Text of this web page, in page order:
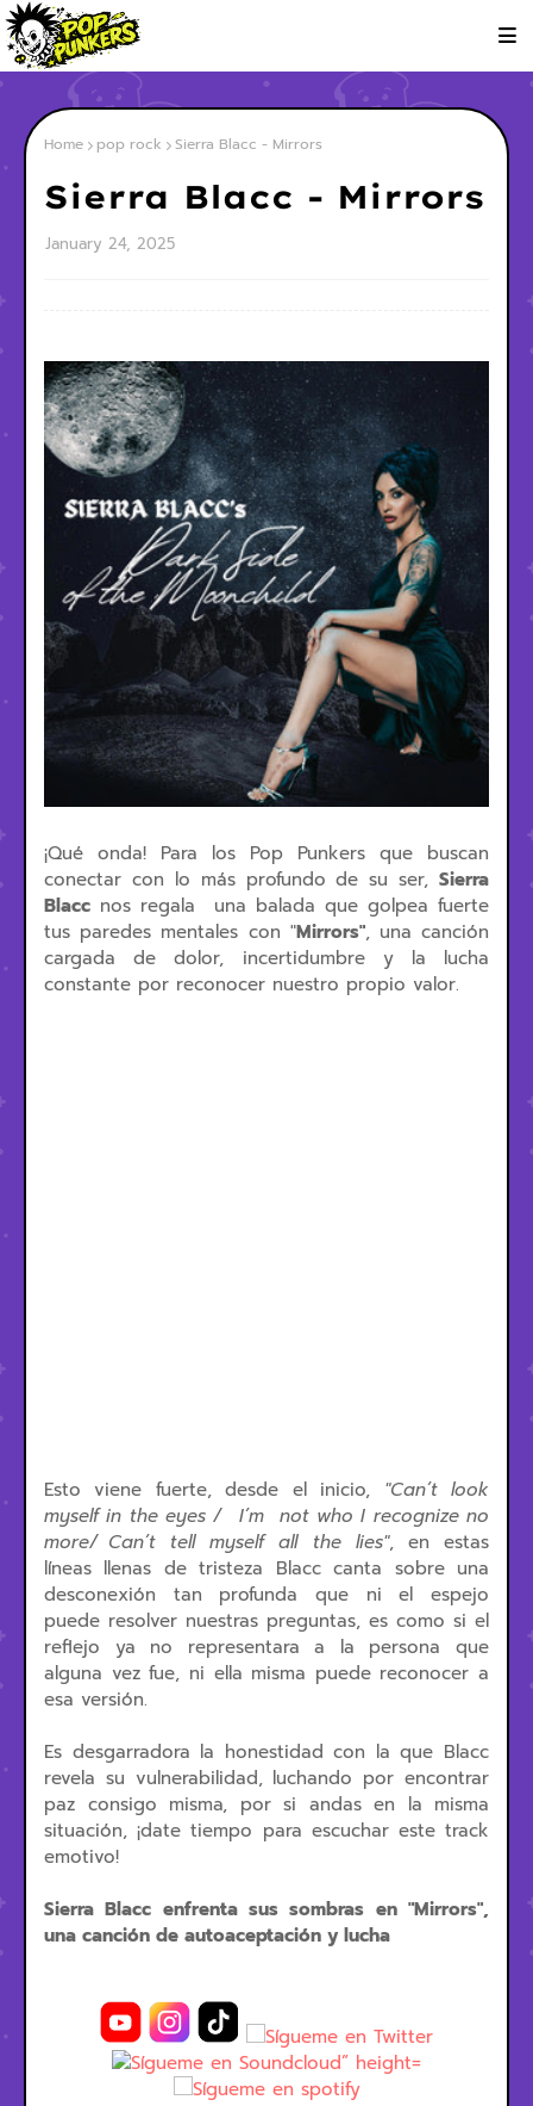
Home pop rock Sierra Blacc - Mirrors
Sierra Blacc - Mirrors
January 24, 2025
¡Qué onda! Para los Pop Punkers que buscan
conectar con lo más profundo de su ser, Sierra
Blacc nos regala una balada que golpea fuerte
tus paredes mentales con "Mirrors", una canción
cargada de dolor, incertidumbre y la lucha
constante por reconocer nuestro propio valor.
Esto viene fuerte, desde el inicio, "Can’t look
myself in the eyes / I’m not who I recognize no
more/ Can’t tell myself all the lies", en estas
líneas llenas de tristeza Blacc canta sobre una
desconexión tan profunda que ni el espejo
puede resolver nuestras preguntas, es como si el
reflejo ya no representara a la persona que
alguna vez fue, ni ella misma puede reconocer a
esa versión.
Es desgarradora la honestidad con la que Blacc
revela su vulnerabilidad, luchando por encontrar
paz consigo misma, por si andas en la misma
situación, ¡date tiempo para escuchar este track
emotivo!
Sierra Blacc enfrenta sus sombras en "Mirrors",
una canción de autoaceptación y lucha